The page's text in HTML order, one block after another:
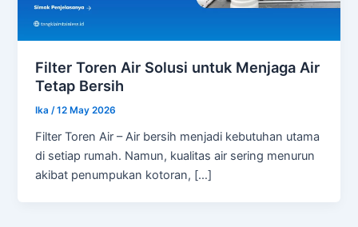
Filter Toren Air Solusi untuk Menjaga Air
Tetap Bersih
Ika/12 May 2026
Filter Toren Air – Air bersih menjadi kebutuhan utama
di setiap rumah. Namun, kualitas air sering menurun
akibat penumpukan kotoran, […]